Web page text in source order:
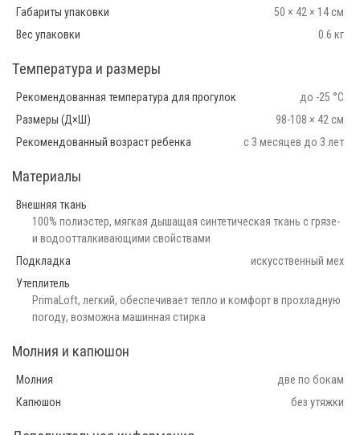
Габариты упаковки
50 × 42 × 14 см
Вес упаковки
0.6 кг
Температура и размеры
Рекомендованная температура для прогулок
до -25 °С
Размеры (Д×Ш)
98-108 × 42 см
Рекомендованный возраст ребенка
с 3 месяцев до 3 лет
Материалы
Внешняя ткань
100% полиэстер, мягкая дышащая синтетическая ткань с грязе-
и водоотталкивающими свойствами
Подкладка
искусственный мех
Утеплитель
PrimaLoft, легкий, обеспечивает тепло и комфорт в прохладную
погоду, возможна машинная стирка
Молния и капюшон
Молния
две по бокам
Капюшон
без утяжки